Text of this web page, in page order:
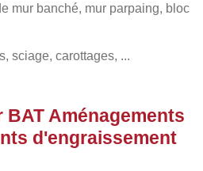
mur banché, mur parpaing, bloc
sciage, carottages, ...
Aménagements
d'engraissement